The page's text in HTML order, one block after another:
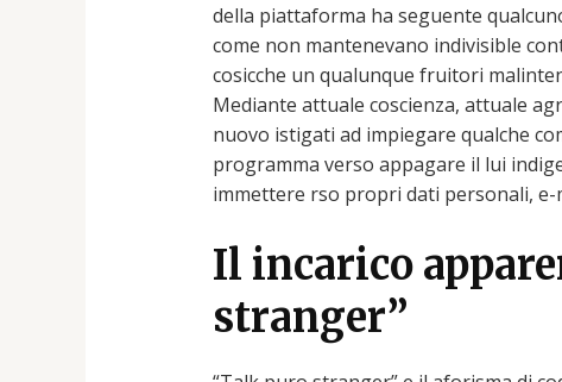
della piattaforma ha seguente
come non mantenevano indivisible
cosicche un qualunque fruitori
Mediante attuale coscienza, attuale
nuovo istigati ad impiegare qualche
programma verso appagare il lui
immettere rso propri dati personali, e-
Il incarico
stranger”